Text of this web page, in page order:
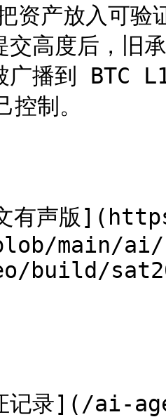
资产放入可
高度后，旧
播到 BTC
制。
有声版
main/
build/
记录](/ai-